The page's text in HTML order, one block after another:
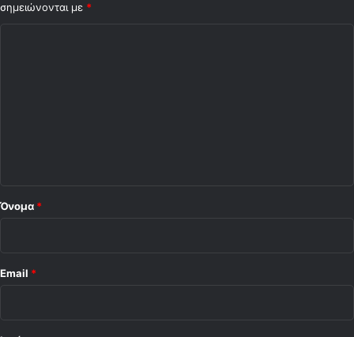
σημειώνονται με *
Όνομα *
Email *